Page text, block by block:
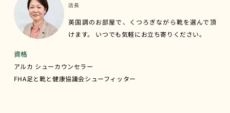
店長
英国調のお部屋で、くつろぎながら靴を選んで頂
けます。 いつでも気軽にお立ち寄りください。
資格
アルカ シューカウンセラー
FHA足と靴と健康協議会シューフィッター